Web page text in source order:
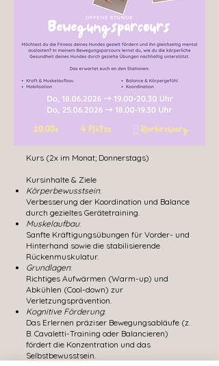
Kurs (2x im Monat; Donnerstags)
Kursinhalte & Ziele
Körperbewusstsein:
Verbesserung der Koordination und Balance
durch gezieltes Gerätetraining.
Muskelaufbau:
Sanfte Kräftigungsübungen für Vorder- und
Hinterhand sowie die stabilisierende
Rückenmuskulatur.
Grundlagen:
Richtiges Aufwärmen (Warm-up) und
Abkühlen (Cool-down) zur
Verletzungsprävention.
Kognitive Förderung:
Das Erlernen präziser Bewegungsabläufe (z.
B. Cavaletti-Training oder Balancieren)
fördert die Konzentration und das
Selbstbewusstsein.